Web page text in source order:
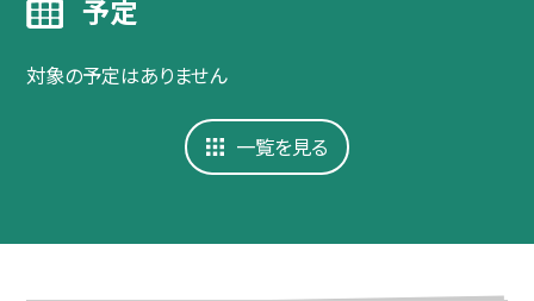
予定
対象の予定はありません
一覧を見る